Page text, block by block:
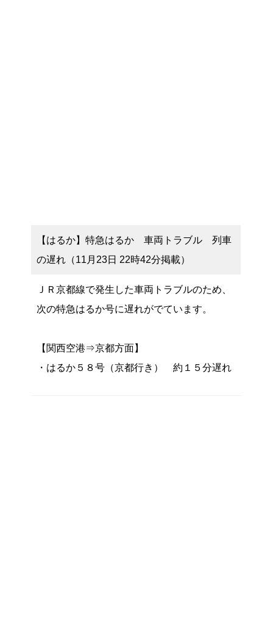
【はるか】特急はるか 車両トラブル 列車
の遅れ（11月23日 22時42分掲載）
ＪＲ京都線で発生した車両トラブルのため、
次の特急はるか号に遅れがでています。
【関西空港⇒京都方面】
・はるか５８号（京都行き） 約１５分遅れ